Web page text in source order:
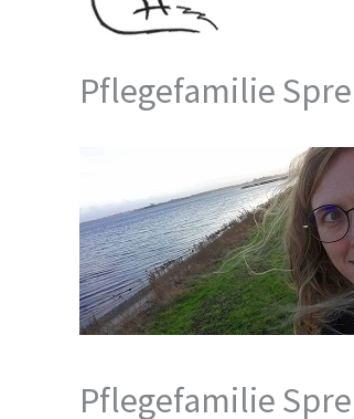
Pflegefamilie
Pflegefamilie